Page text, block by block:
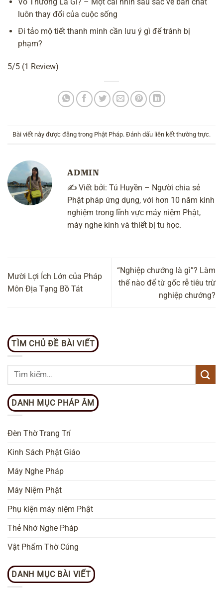
luôn thay đổi của cuộc sống
Đi tảo mộ tiết thanh minh cần lưu ý gì để tránh bị
phạm?
5/5 (1 Review)
Bài viết này được đăng trong Phật Pháp. Đánh dấu liên kết thường trực.
ADMIN
✍️ Viết bởi: Tú Huyền – Người chia sẻ
Phật pháp ứng dụng, với hơn 10 năm kinh
nghiệm trong lĩnh vực máy niệm Phật,
máy nghe kinh và thiết bị tu học.
Mười Lợi Ích Lớn của Pháp
Môn Địa Tạng Bồ Tát
“Nghiệp chướng là gì”? Làm
thế nào để từ gốc rễ tiêu trừ
nghiệp chướng?
TÌM CHỦ ĐỀ BÀI VIẾT
DANH MỤC PHÁP ÂM
Đèn Thờ Trang Trí
Kinh Sách Phật Giáo
Máy Nghe Pháp
Máy Niệm Phật
Phụ kiện máy niệm Phật
Thẻ Nhớ Nghe Pháp
Vật Phẩm Thờ Cúng
DANH MỤC BÀI VIẾT